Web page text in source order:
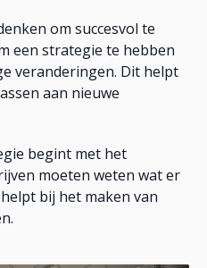
om succesvol te
een strategie te hebben
veranderingen. Dit helpt
aan nieuwe
begint met het
moeten weten wat er
bij het maken van